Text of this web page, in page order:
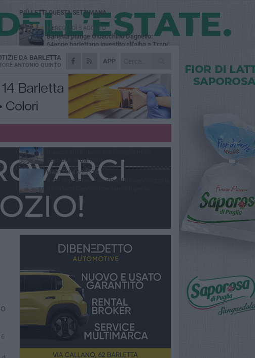
APP
DA BARLETTA
ANTONIO QUINTO
PIÙ LETTI QUESTA SETTIMANA
MERCOLEDÌ 5 AGOSTO
Barletta piange Gioacchino Dagnello:
64enne barlettano investito all'alba a Trani
GIOVEDÌ 6 AGOSTO
Il ricordo di "Cecco", il benzinaio col
sorriso: «Contava i giorni che lo
separavano dalla pensione»
MERCOLEDÌ 5 AGOSTO
Jova Summer Party, giovedì mattina
sopralluogo nell'area dell'evento
DOMENICA 2 AGOSTO
Beni confiscati alla mafia. Nasce il servizio
VENERDÌ 31 LUGLIO
stazione di Barletta
MARTEDÌ 4 AGOSTO
Auto di persona con disabilità vandalizzata,